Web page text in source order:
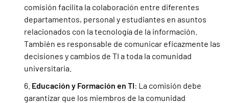
comisión facilita la colaboración entre diferentes
departamentos, personal y estudiantes en asuntos
relacionados con la tecnología de la información.
También es responsable de comunicar eficazmente las
decisiones y cambios de TI a toda la comunidad
universitaria.
Educación y Formación en TI: La comisión debe
garantizar que los miembros de la comunidad